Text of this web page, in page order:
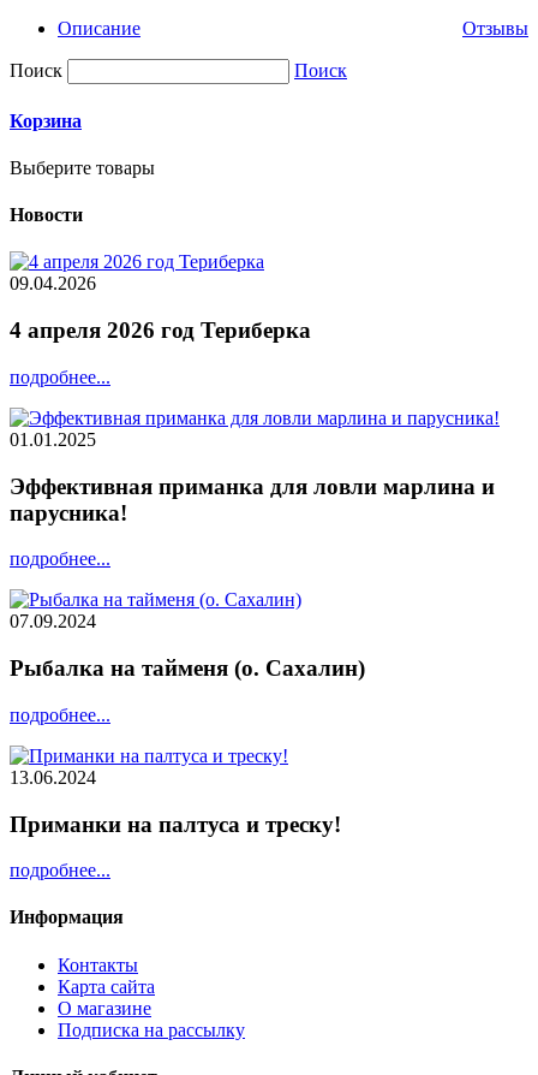
Отзывы
Описание
Поиск Поиск
Корзина
Выберите товары
Новости
09.04.2026
4 апреля 2026 год Териберка
подробнее...
01.01.2025
Эффективная приманка для ловли марлина и
парусника!
подробнее...
07.09.2024
Рыбалка на тайменя (о. Сахалин)
подробнее...
13.06.2024
Приманки на палтуса и треску!
подробнее...
Информация
Контакты
Карта сайта
О магазине
Подписка на рассылку